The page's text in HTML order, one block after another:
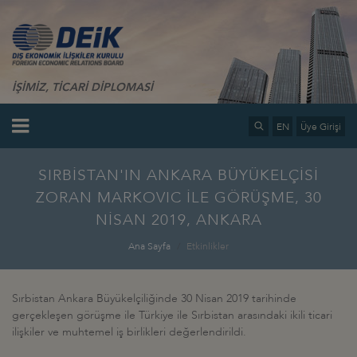
İŞİMİZ, TİCARİ DİPLOMASİ
EN Üye Girişi
SIRBİSTAN'IN ANKARA BÜYÜKELÇİSİ
ZORAN MARKOVIC İLE GÖRÜŞME, 30
NİSAN 2019, ANKARA
Ana Sayfa Etkinlikler
Sırbistan Ankara Büyükelçiliğinde 30 Nisan 2019 tarihinde
gerçekleşen görüşme ile Türkiye ile Sırbistan arasındaki ikili ticari
ilişkiler ve muhtemel iş birlikleri değerlendirildi.